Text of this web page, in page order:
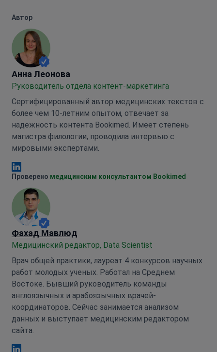
Автор
Анна Леонова
Анна Леонова
Руководитель отдела контент-маркетинга
Сертифицированный автор медицинских текстов с
более чем 10-летним опытом, отвечает за
надежность контента Bookimed. Имеет степень
магистра филологии, проводила интервью с
мировыми экспертами.
Анна Леонова Linkedin
Проверено медицинским консультантом Bookimed
Фахад Мавлюд
Медицинский редактор, Data Scientist
Врач общей практики, лауреат 4 конкурсов научных
работ молодых ученых. Работал на Среднем
Востоке. Бывший руководитель команды
англоязычных и арабоязычных врачей-
координаторов. Сейчас занимается анализом
данных и выступает медицинским редактором
сайта.